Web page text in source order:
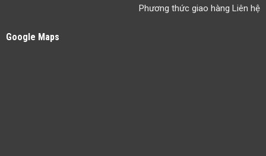
Phương thức giao hàng Liên hệ
Google Maps